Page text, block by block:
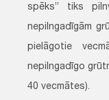
spēks” tiks
nepilngadīgām
pielāgotie
nepilngadīgo
40 vecmātes).